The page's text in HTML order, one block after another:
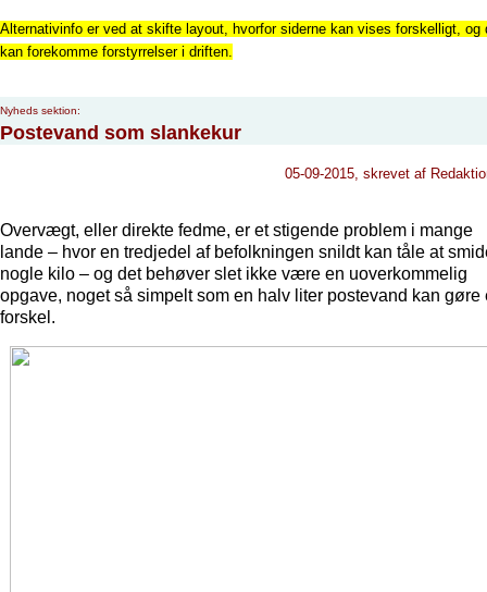
Alternativinfo er ved at skifte layout, hvorfor siderne kan vises forskelligt, og
kan forekomme forstyrrelser i driften.
Nyheds sektion:
Postevand som slankekur
05-09-2015, skrevet af
Overvægt, eller direkte fedme, er et stigende problem i mange
lande – hvor en tredjedel af befolkningen snildt kan tåle at
nogle kilo – og det behøver slet ikke være en uoverkommelig
opgave, noget så simpelt som en halv liter postevand kan gøre
forskel.